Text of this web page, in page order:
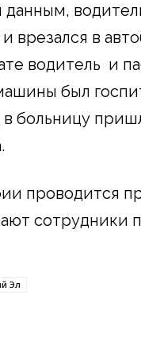
врезался в
водитель и
был
больницу
проводится
сотрудники
Эл